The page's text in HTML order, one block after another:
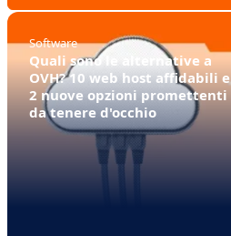
Software
Quali sono le alternative a
OVH? 10 web host affidabili e
2 nuove opzioni promettenti
da tenere d'occhio